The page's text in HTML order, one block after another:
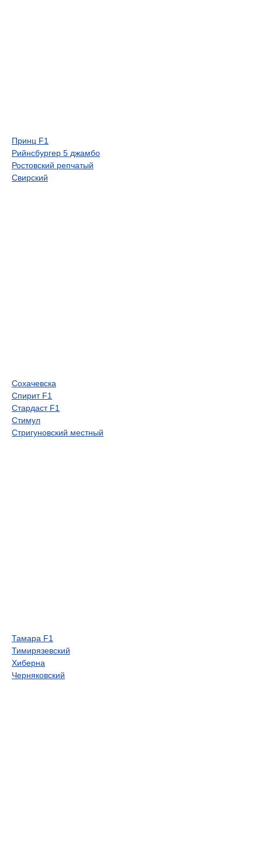
Принц F1
Рийнсбургер 5 джамбо
Ростовский репчатый
Свирский
Сохачевска
Спирит F1
Стардаст F1
Стимул
Стригуновский местный
Тамара F1
Тимирязевский
Хиберна
Черняковский